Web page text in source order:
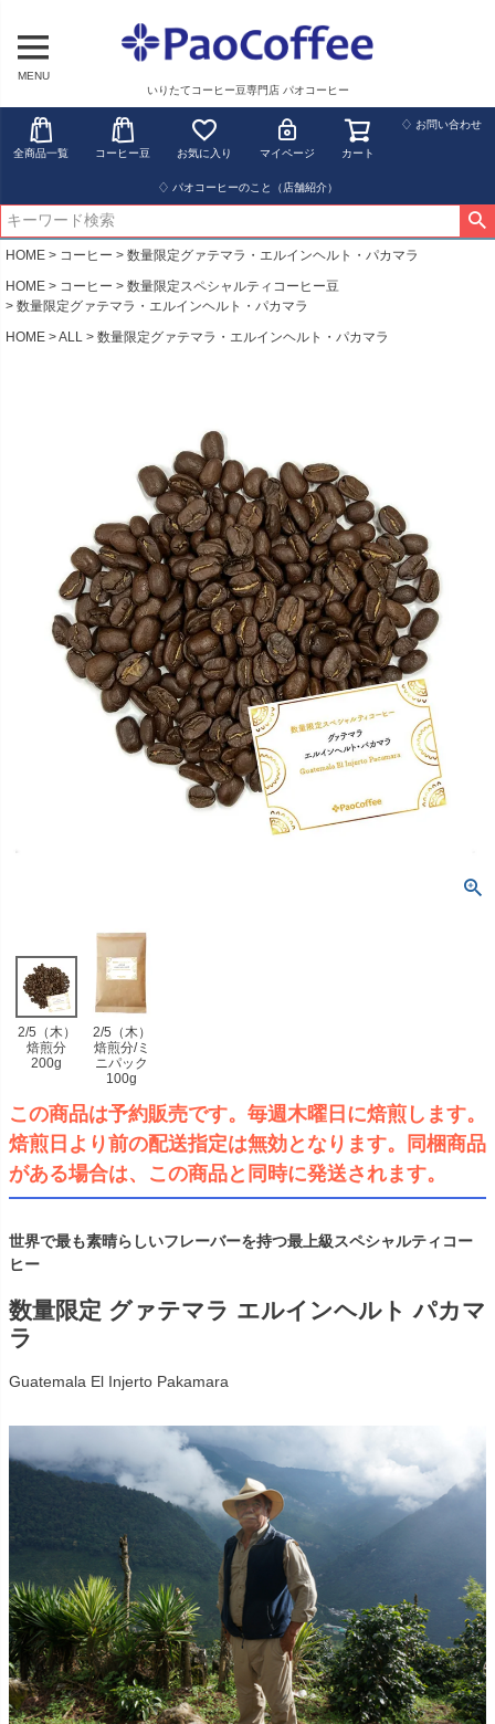
MENU
いりたてコーヒー豆専門店 パオコーヒー
全商品一覧 コーヒー豆 お気に入り マイページ カート
♢ お問い合わせ
♢ パオコーヒーのこと（店舗紹介）
HOME コーヒー
数量限定グァテマラ・エルインヘルト・パカマラ
HOME
コーヒー
数量限定スペシャルティコーヒー豆
数量限定グァテマラ・エルインヘルト・パカマラ
HOME
ALL 数量限定グァテマラ・エルインヘルト・パカマラ
2/5（木）
焙煎分
200g
2/5（木）
焙煎分/ミ
ニパック
100g
この商品は予約販売です。毎週木曜日に焙煎します。
焙煎日より前の配送指定は無効となります。同梱商品
がある場合は、この商品と同時に発送されます。
世界で最も素晴らしいフレーバーを持つ最上級スペシャルティコー
ヒー
数量限定 グァテマラ エルインヘルト パカマ
ラ
Guatemala El Injerto Pakamara